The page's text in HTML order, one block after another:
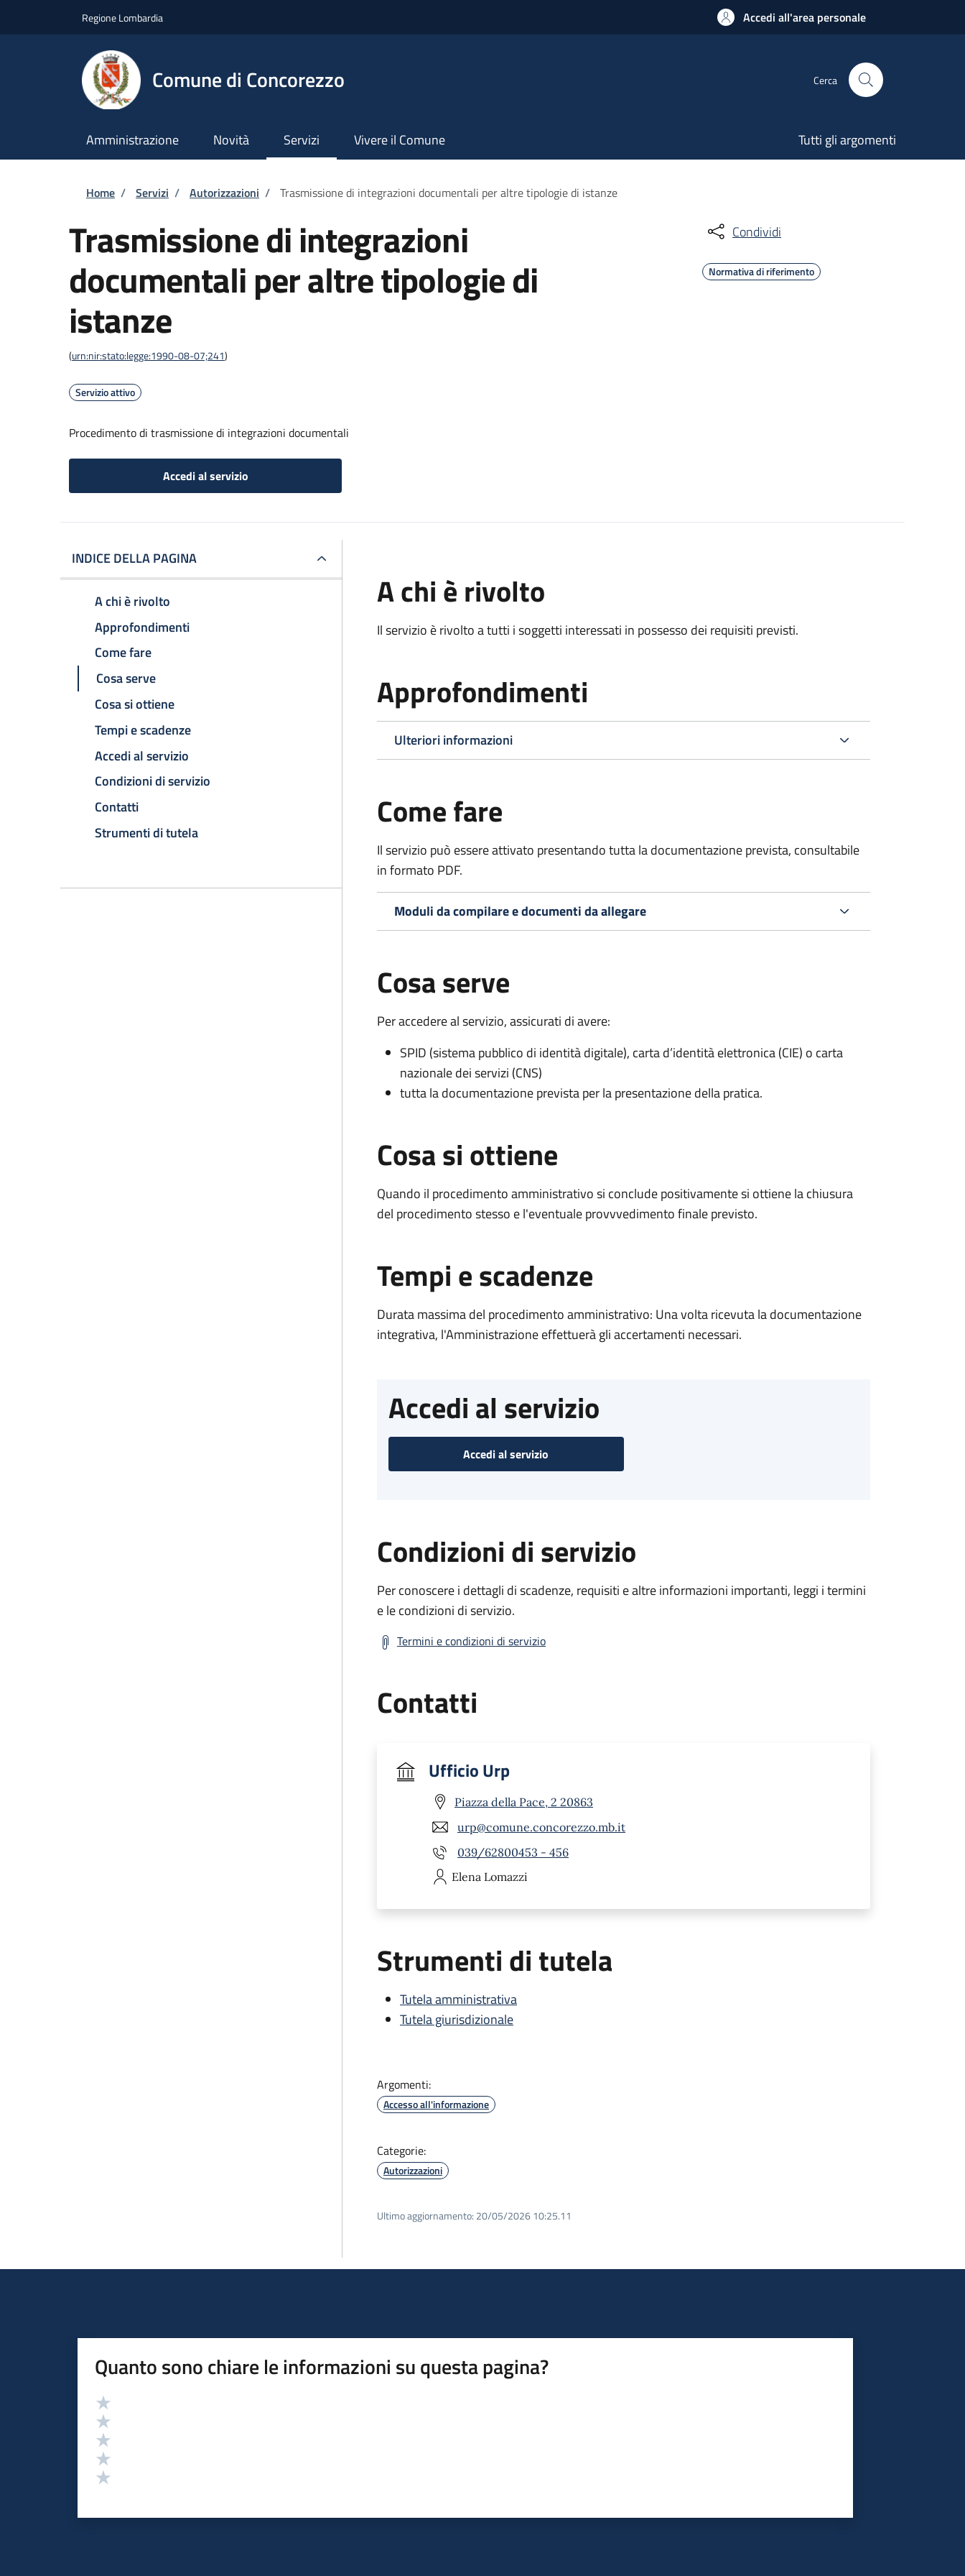
Regione Lombardia Accedi all'area personale
Comune di Concorezzo Cerca
Amministrazione Novità Servizi Vivere il Comune Tutti gli argomenti
Briciole di pane
Home / Servizi / Autorizzazioni / Trasmissione di integrazioni documentali per altre tipologie di istanze
Trasmissione di integrazioni
documentali per altre tipologie di
istanze
(urn:nir:stato:legge:1990-08-07;241)
Servizio attivo
Procedimento di trasmissione di integrazioni documentali
Accedi al servizio
Condividi
Normativa di riferimento
INDICE DELLA PAGINA
A chi è rivolto
Approfondimenti
Come fare
Cosa serve
Cosa si ottiene
Tempi e scadenze
Accedi al servizio
Condizioni di servizio
Contatti
Strumenti di tutela
A chi è rivolto
Il servizio è rivolto a tutti i soggetti interessati in possesso dei requisiti previsti.
Approfondimenti
Ulteriori informazioni
Come fare
Il servizio può essere attivato presentando tutta la documentazione prevista, consultabile
in formato PDF.
Moduli da compilare e documenti da allegare
Cosa serve
Per accedere al servizio, assicurati di avere:
SPID (sistema pubblico di identità digitale), carta d’identità elettronica (CIE) o carta
nazionale dei servizi (CNS)
tutta la documentazione prevista per la presentazione della pratica.
Cosa si ottiene
Quando il procedimento amministrativo si conclude positivamente si ottiene la chiusura
del procedimento stesso e l'eventuale provvvedimento finale previsto.
Tempi e scadenze
Durata massima del procedimento amministrativo: Una volta ricevuta la documentazione
integrativa, l'Amministrazione effettuerà gli accertamenti necessari.
Accedi al servizio
Accedi al servizio
Condizioni di servizio
Per conoscere i dettagli di scadenze, requisiti e altre informazioni importanti, leggi i termini
e le condizioni di servizio.
Termini e condizioni di servizio
Contatti
Ufficio Urp
Piazza della Pace, 2 20863
urp@comune.concorezzo.mb.it
039/62800453 - 456
Elena Lomazzi
Strumenti di tutela
Tutela amministrativa
Tutela giurisdizionale
Argomenti:
Accesso all'informazione
Categorie:
Autorizzazioni
Ultimo aggiornamento: 20/05/2026 10:25.11
Quanto sono chiare le informazioni su questa pagina?
Valutazione